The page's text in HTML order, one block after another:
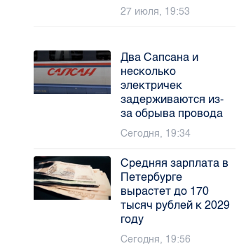
27 июля, 19:53
Два Сапсана и
несколько
электричек
задерживаются из-
за обрыва провода
Сегодня, 19:34
Средняя зарплата в
Петербурге
вырастет до 170
тысяч рублей к 2029
году
Сегодня, 19:56